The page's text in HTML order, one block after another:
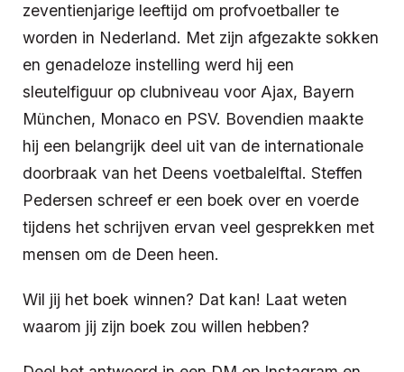
zeventienjarige leeftijd om profvoetballer te
worden in Nederland. Met zijn afgezakte sokken
en genadeloze instelling werd hij een
sleutelfiguur op clubniveau voor Ajax, Bayern
München, Monaco en PSV. Bovendien maakte
hij een belangrijk deel uit van de internationale
doorbraak van het Deens voetbalelftal. Steffen
Pedersen schreef er een boek over en voerde
tijdens het schrijven ervan veel gesprekken met
mensen om de Deen heen.
Wil jij het boek winnen? Dat kan! Laat weten
waarom jij zijn boek zou willen hebben?